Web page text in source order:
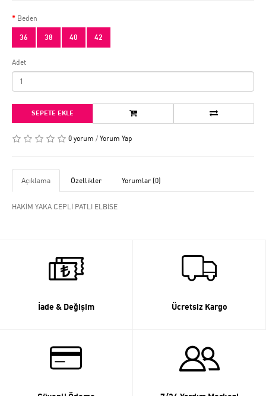
Beden
36 38 40 42
Adet
SEPETE EKLE
0 yorum / Yorum Yap
Açıklama Özellikler Yorumlar (0)
HAKİM YAKA CEPLİ PATLI ELBİSE
İade & Değişim Ücretsiz Kargo